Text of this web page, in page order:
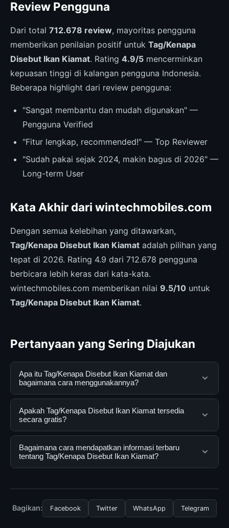
Review Pengguna
Dari total 712.678 review, mayoritas pengguna
memberikan penilaian positif untuk Tag/Kenapa
Disebut Ikan Kiamat. Rating 4.9/5 mencerminkan
kepuasan tinggi di kalangan pengguna Indonesia.
Beberapa highlight dari review pengguna:
"Sangat membantu dan mudah digunakan" —
Pengguna Verified
"Fitur lengkap, recommended!" — Top Reviewer
"Sudah pakai sejak 2024, makin bagus di 2026" —
Long-term User
Kata Akhir dari wintechmobiles.com
Dengan semua kelebihan yang ditawarkan,
Tag/Kenapa Disebut Ikan Kiamat adalah pilihan yang
tepat di 2026. Rating 4.9 dari 712.678 pengguna
berbicara lebih keras dari kata-kata.
wintechmobiles.com memberikan nilai 9.5/10 untuk
Tag/Kenapa Disebut Ikan Kiamat.
Pertanyaan yang Sering Diajukan
Apa itu Tag/Kenapa Disebut Ikan Kiamat dan
bagaimana cara menggunakannya?
Tag/Kenapa Disebut Ikan Kiamat adalah layanan digital
yang dirancang untuk membantu pengguna
mendapatkan informasi lengkap dan terpercaya. Anda
dapat menggunakannya dengan mengunjungi situs
resmi dan mengikuti panduan yang tersedia.
Apakah Tag/Kenapa Disebut Ikan Kiamat tersedia
secara gratis?
Ya, Tag/Kenapa Disebut Ikan Kiamat dapat diakses
secara gratis oleh semua pengguna. Tidak ada biaya
tersembunyi atau langganan yang diperlukan untuk
Bagaimana cara mendapatkan informasi terbaru
tentang Tag/Kenapa Disebut Ikan Kiamat?
mengunjungi halaman resmi kami secara berkala. Kami
selalu memperbarui konten dengan informasi terkini dan
Bagikan: Facebook Twitter WhatsApp Telegram